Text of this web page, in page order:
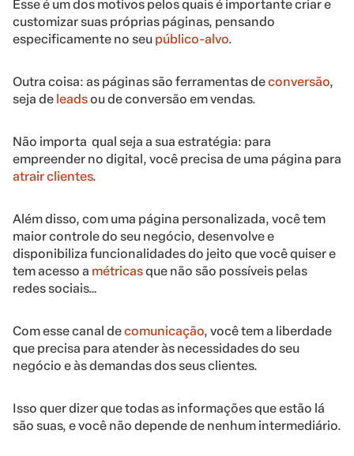
Esse é um dos motivos pelos quais é importante criar e
customizar suas próprias páginas, pensando
especificamente no seu público-alvo.
Outra coisa: as páginas são ferramentas deconversão,
seja de leadsou de conversão em vendas.
Não importa qual seja a sua estratégia: para
empreender no digital, você precisa de uma página para
atrair clientes.
Além disso, com uma página personalizada, você tem
maior controle do seu negócio, desenvolve e
disponibiliza funcionalidades do jeito que você quiser e
tem acesso a métricasque não são possíveis pelas
redes sociais…
Com esse canal decomunicação, você tem a liberdade
que precisa para atender às necessidades do seu
negócio e às demandas dos seus clientes.
Isso quer dizer que todas as informações que estão lá
são suas, e você não depende de nenhum intermediário.